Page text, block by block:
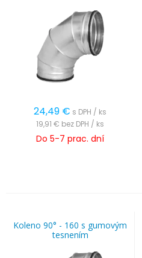
24,49 € s DPH / ks
19,91 € bez DPH / ks
Do 5-7 prac. dní
Koleno 90° - 160 s gumovým
tesnením